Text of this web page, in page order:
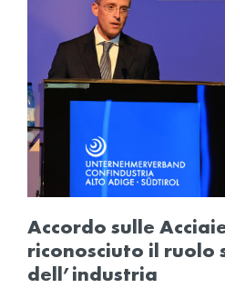
Accordo sulle
riconosciuto il ruolo
dell’industria